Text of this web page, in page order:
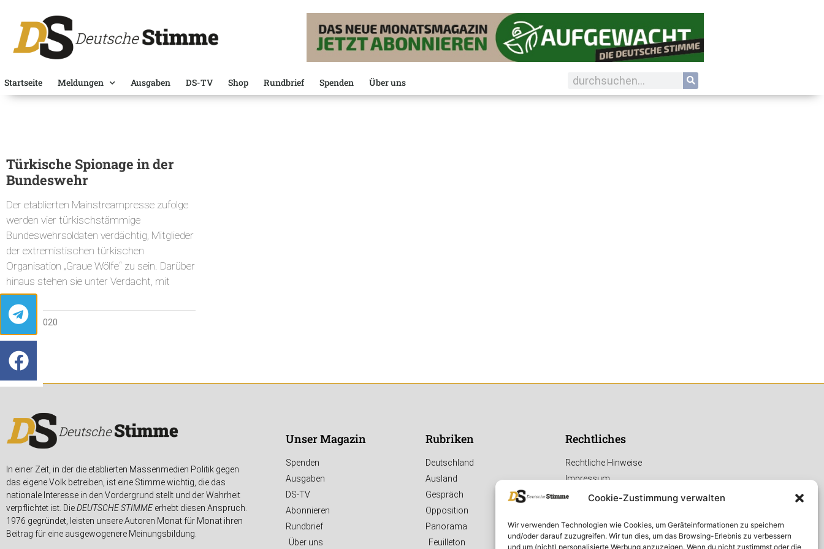
Cookie-Zustimmung verwalten
Wir verwenden Technologien wie Cookies, um Geräteinformationen zu speichern
und/oder darauf zuzugreifen. Wir tun dies, um das Browsing-Erlebnis zu verbessern
und um (nicht) personalisierte Werbung anzuzeigen. Wenn du nicht zustimmst oder die
Startseite Meldungen Ausgaben DS-TV Shop Rundbrief Spenden Über uns
Türkische Spionage in der
Bundeswehr
Der etablierten Mainstreampresse zufolge
werden vier türkischstämmige
Bundeswehrsoldaten verdächtig, Mitglieder
der extremistischen türkischen
Organisation „Graue Wölfe“ zu sein. Darüber
hinaus stehen sie unter Verdacht, mit
21. JULI 2020
In einer Zeit, in der die etablierten Massenmedien Politik gegen
das eigene Volk betreiben, ist eine Stimme wichtig, die das
nationale Interesse in den Vordergrund stellt und der Wahrheit
verpflichtet ist. DieDEUTSCHE STIMMEerhebt diesen Anspruch.
1976 gegründet, leisten unsere Autoren Monat für Monat ihren
Beitrag für eine ausgewogenere Meinungsbildung.
Unser Magazin
Spenden
Ausgaben
DS-TV
Abonnieren
Rundbrief
Über uns
Rubriken
Deutschland
Ausland
Gespräch
Opposition
Panorama
Feuilleton
Rechtliches
Rechtliche Hinweise
Impressum
Datenschutzerklärung